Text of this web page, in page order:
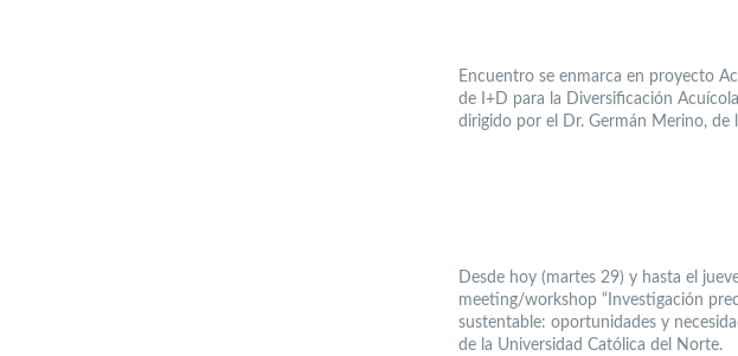
Encuentro se enmarca en proyecto
de I+D para la Diversificación
dirigido por el Dr. Germán Merino, de
Desde hoy (martes 29) y hasta el
meeting/workshop “Investigación
sustentable: oportunidades y
de la Universidad Católica del Norte.